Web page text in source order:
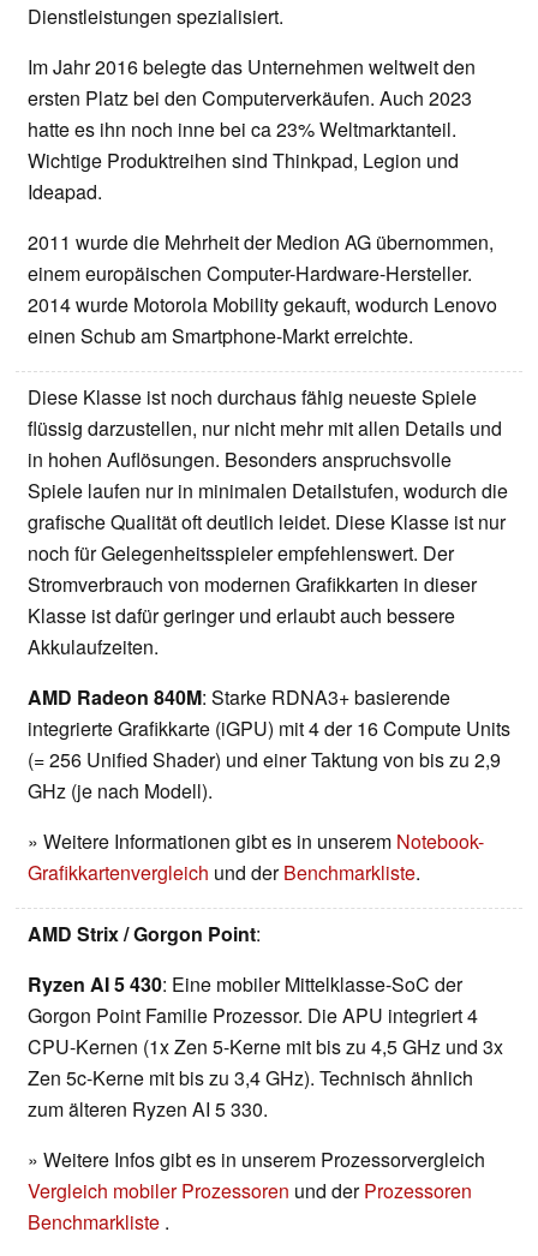
Dienstleistungen spezialisiert.
Im Jahr 2016 belegte das Unternehmen weltweit den
ersten Platz bei den Computerverkäufen. Auch 2023
hatte es ihn noch inne bei ca 23% Weltmarktanteil.
Wichtige Produktreihen sind Thinkpad, Legion und
Ideapad.
2011 wurde die Mehrheit der Medion AG übernommen,
einem europäischen Computer-Hardware-Hersteller.
2014 wurde Motorola Mobility gekauft, wodurch Lenovo
einen Schub am Smartphone-Markt erreichte.
Diese Klasse ist noch durchaus fähig neueste Spiele
flüssig darzustellen, nur nicht mehr mit allen Details und
in hohen Auflösungen. Besonders anspruchsvolle
Spiele laufen nur in minimalen Detailstufen, wodurch die
grafische Qualität oft deutlich leidet. Diese Klasse ist nur
noch für Gelegenheitsspieler empfehlenswert. Der
Stromverbrauch von modernen Grafikkarten in dieser
Klasse ist dafür geringer und erlaubt auch bessere
Akkulaufzeiten.
AMD Radeon 840M: Starke RDNA3+ basierende
integrierte Grafikkarte (iGPU) mit 4 der 16 Compute Units
(= 256 Unified Shader) und einer Taktung von bis zu 2,9
GHz (je nach Modell).
» Weitere Informationen gibt es in unserem Notebook-
Grafikkartenvergleich und derBenchmarkliste.
AMD Strix / Gorgon Point:
Ryzen AI 5 430: Eine mobiler Mittelklasse-SoC der
Gorgon Point Familie Prozessor. Die APU integriert 4
CPU-Kernen (1x Zen 5-Kerne mit bis zu 4,5 GHz und 3x
Zen 5c-Kerne mit bis zu 3,4 GHz). Technisch ähnlich
zum älteren Ryzen AI 5 330.
» Weitere Infos gibt es in unserem Prozessorvergleich
Vergleich mobiler Prozessoren und derProzessoren
Benchmarkliste .